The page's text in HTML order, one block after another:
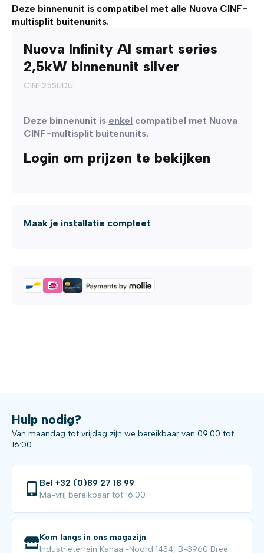
Deze binnenunit is compatibel met alle Nuova CINF-
multisplit buitenunits.
Nuova Infinity AI smart series
2,5kW binnenunit silver
CINF25SI.IDU
Deze binnenunit is enkel compatibel met Nuova
CINF-multisplit buitenunits.
Login om prijzen te bekijken
Maak je installatie compleet
Hulp nodig?
Van maandag tot vrijdag zijn we bereikbaar van 09:00 tot
16:00
Bel +32 (0)89 27 18 99
Ma-vrij bereikbaar tot 16:00
Kom langs in ons magazijn
Industrieterrein Kanaal-Noord 1434, B-3960 Bree